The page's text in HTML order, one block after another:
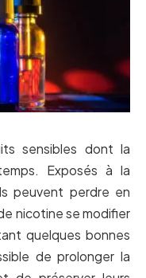
sensibles dont la
Exposés à la
peuvent perdre en
nicotine se modifier
quelques bonnes
de prolonger la